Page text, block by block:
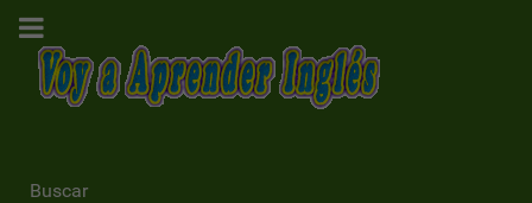
Buscar